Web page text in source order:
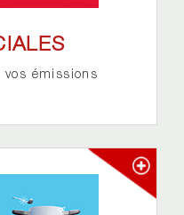
vos émissions